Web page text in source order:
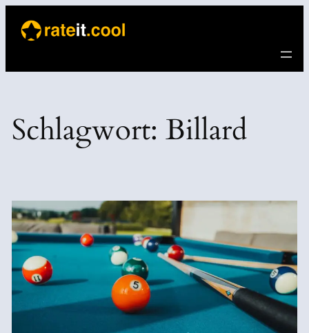
zum
Schlagwort: Billard